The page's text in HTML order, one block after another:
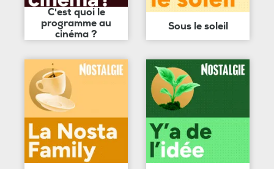
C'est quoi le
programme au
cinéma ?
Sous le soleil